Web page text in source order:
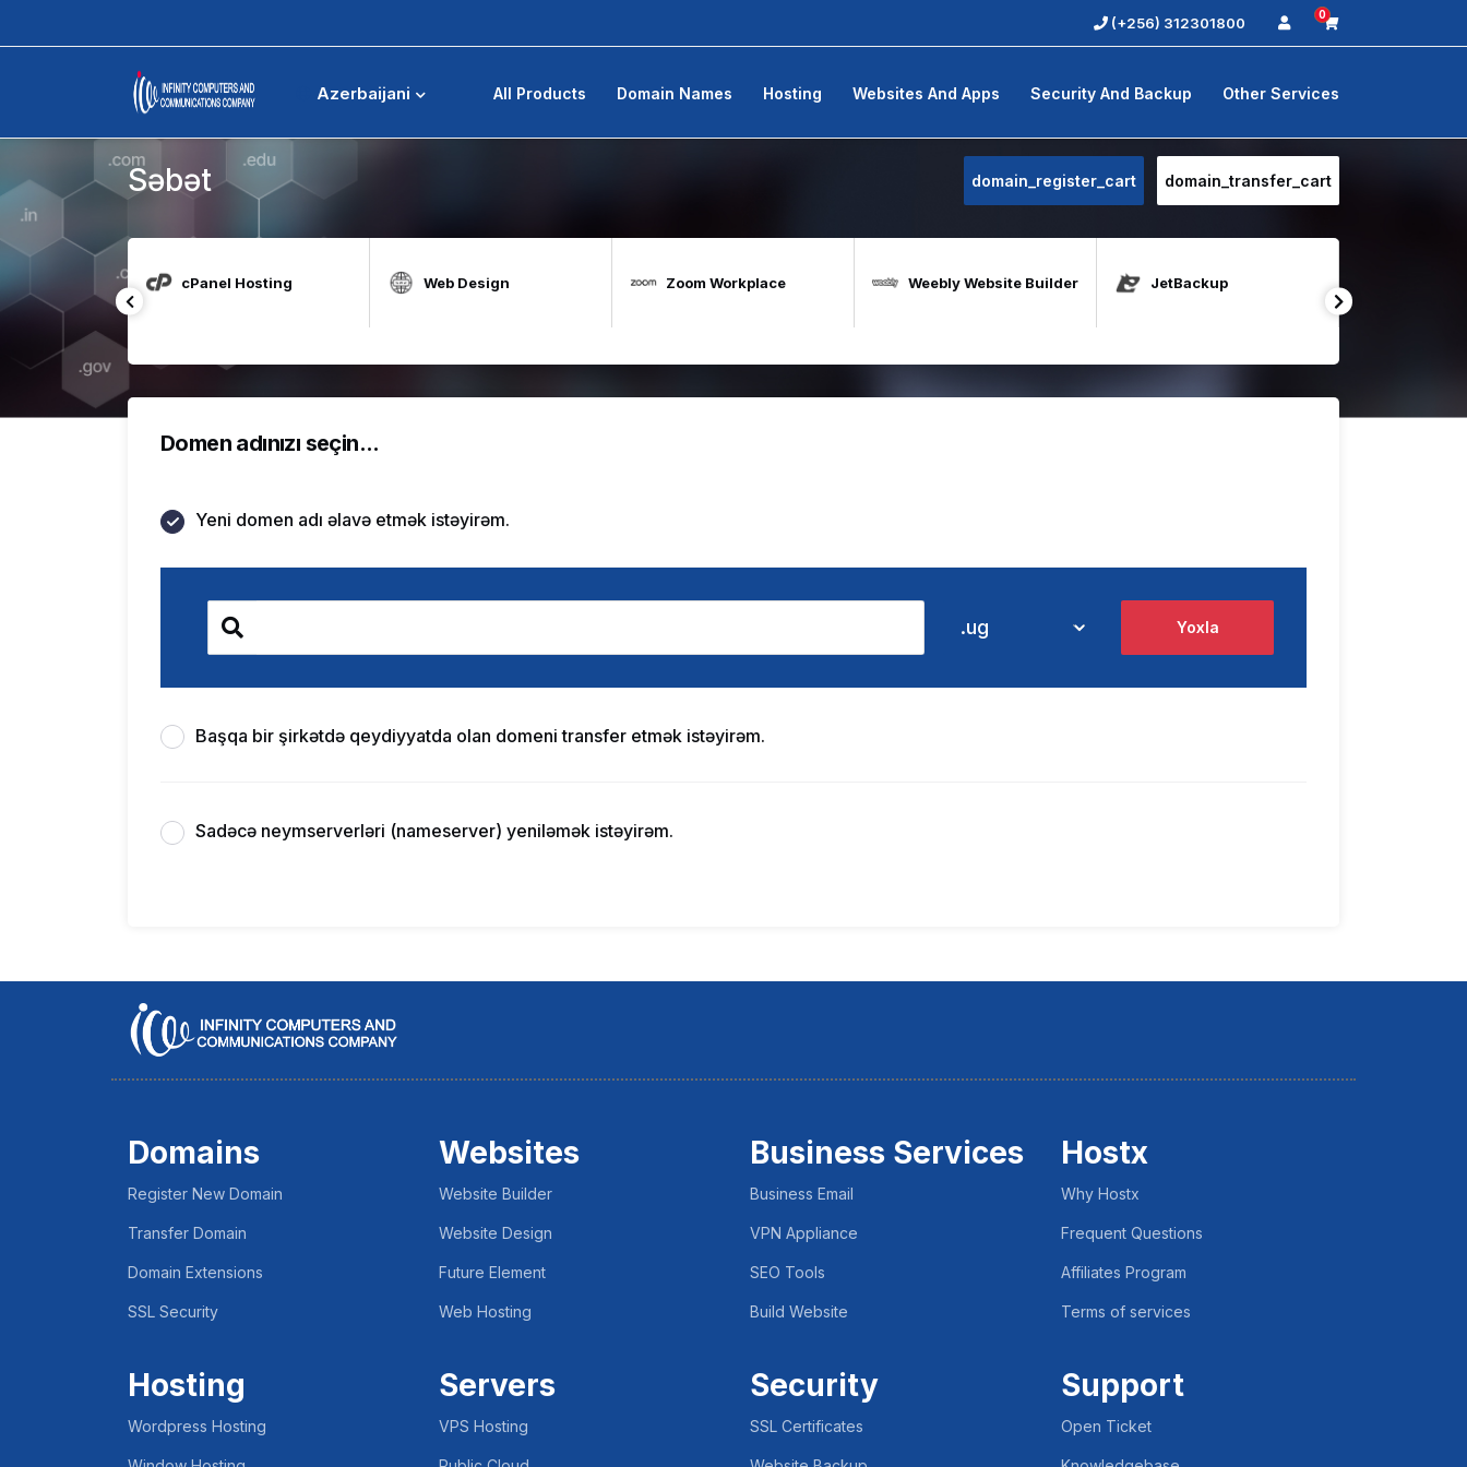
(+256) 312301800 0
Azerbaijani All Products Domain Names Hosting Websites And Apps Security And Backup Other Services
Səbət
Səbət domain_register_cart domain_transfer_cart
cPanel Hosting Web Design Zoom Workplace Weebly Website Builder JetBackup
Domen adınızı seçin...
Yeni domen adı əlavə etmək istəyirəm.
Yoxla
Başqa bir şirkətdə qeydiyyatda olan domeni transfer etmək istəyirəm.
Sadəcə neymserverləri (nameserver) yeniləmək istəyirəm.
Domains
Register New Domain
Transfer Domain
Domain Extensions
SSL Security
Hosting
Wordpress Hosting
Websites
Website Builder
Website Design
Future Element
Web Hosting
Servers
VPS Hosting
Business Services
Business Email
VPN Appliance
SEO Tools
Build Website
Security
SSL Certificates
Hostx
Why Hostx
Frequent Questions
Affiliates Program
Terms of services
Support
Open Ticket